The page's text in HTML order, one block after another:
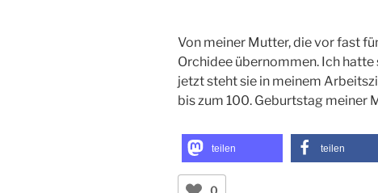
Von meiner Mutter, die vor fast
Orchidee übernommen. Ich
jetzt steht sie in meinem
bis zum 100. Geburtstag meiner
teilen teilen
0